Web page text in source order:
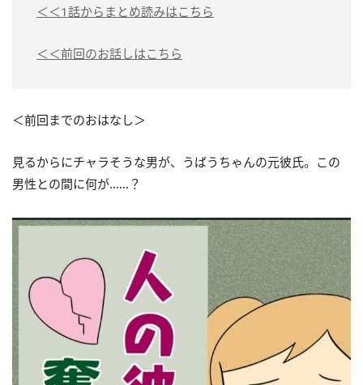
＜＜1話からまとめ読みはこちら
＜＜前回のお話しはこちら
＜前回までのおはなし＞
見るからにチャラそうな男が、うばうちゃんの元彼氏。この
男性との間に何が……？